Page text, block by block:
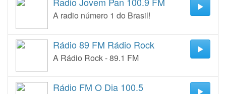
A radio número 1 do Brasil!
Rádio 89 FM Rádio Rock
A Rádio Rock - 89.1 FM
Rádio FM O Dia 100.5